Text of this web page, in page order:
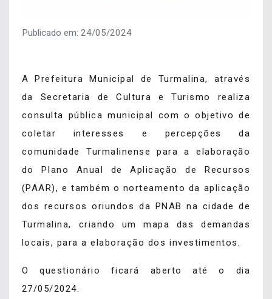
Publicado em: 24/05/2024
A Prefeitura Municipal de Turmalina, através
da Secretaria de Cultura e Turismo realiza
consulta pública municipal com o objetivo de
coletar interesses e percepções da
comunidade Turmalinense para a elaboração
do Plano Anual de Aplicação de Recursos
(PAAR), e também o norteamento da aplicação
dos recursos oriundos da PNAB na cidade de
Turmalina, criando um mapa das demandas
locais, para a elaboração dos investimentos.
O questionário ficará aberto até o dia
27/05/2024.